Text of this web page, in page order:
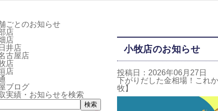
小牧店のお知らせ
投稿日：2026年06月27日
下がりだした金相場！これ
牧】
ごとのお知らせ
店
店
井店
古屋店
店
店
ブログ
実績・お知らせを検索
検索